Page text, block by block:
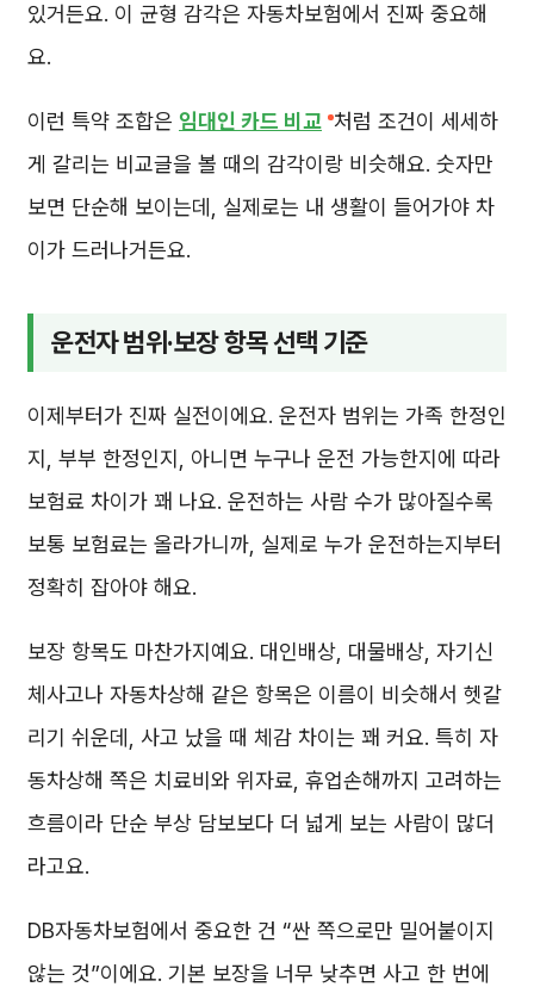
있거든요. 이 균형 감각은 자동차보험에서 진짜 중요해
요.
이런 특약 조합은 임대인 카드 비교 처럼 조건이 세세하
게 갈리는 비교글을 볼 때의 감각이랑 비슷해요. 숫자만
보면 단순해 보이는데, 실제로는 내 생활이 들어가야 차
이가 드러나거든요.
운전자 범위·보장 항목 선택 기준
이제부터가 진짜 실전이에요. 운전자 범위는 가족 한정인
지, 부부 한정인지, 아니면 누구나 운전 가능한지에 따라
보험료 차이가 꽤 나요. 운전하는 사람 수가 많아질수록
보통 보험료는 올라가니까, 실제로 누가 운전하는지부터
정확히 잡아야 해요.
보장 항목도 마찬가지예요. 대인배상, 대물배상, 자기신
체사고나 자동차상해 같은 항목은 이름이 비슷해서 헷갈
리기 쉬운데, 사고 났을 때 체감 차이는 꽤 커요. 특히 자
동차상해 쪽은 치료비와 위자료, 휴업손해까지 고려하는
흐름이라 단순 부상 담보보다 더 넓게 보는 사람이 많더
라고요.
DB자동차보험에서 중요한 건 “싼 쪽으로만 밀어붙이지
않는 것”이에요. 기본 보장을 너무 낮추면 사고 한 번에